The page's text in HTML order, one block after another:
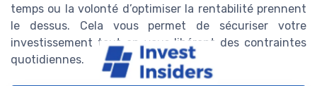
temps ou la volonté d’optimiser la rentabilité prennent
le dessus. Cela vous permet de sécuriser votre
investissement tout en vous libérant des contraintes
quotidiennes.